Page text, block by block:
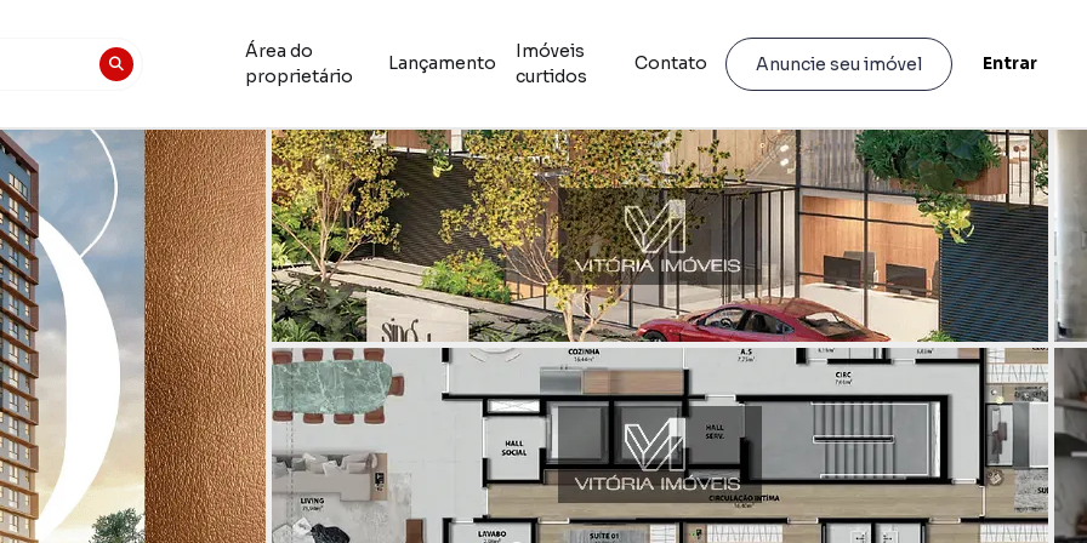
Área do
proprietário
Lançamento
Imóveis
curtidos
Contato Anuncie seu imóvel Entrar